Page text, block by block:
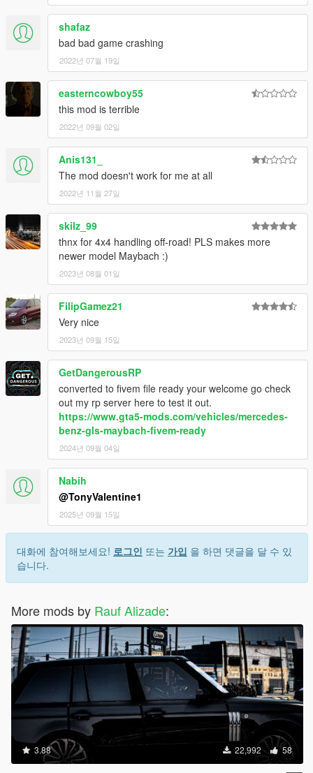
shafaz
bad bad game crashing
2022년 07월 19일
easterncowboy55
this mod is terrible
2022년 09월 02일
Anis131_
The mod doesn't work for me at all
2022년 11월 27일
skilz_99
thnx for 4x4 handling off-road! PLS makes more
newer model Maybach :)
2023년 08월 01일
FilipGamez21
Very nice
2023년 09월 15일
GetDangerousRP
converted to fivem file ready your welcome go check
out my rp server here to test it out.
https://www.gta5-mods.com/vehicles/mercedes-
benz-gls-maybach-fivem-ready
2024년 09월 04일
Nabih
@TonyValentine1
2025년 09월 15일
대화에 참여해보세요! 로그인 또는 가입 을 하면 댓글을 달 수 있
습니다.
More mods by Rauf Alizade:
3.88 22,992 58